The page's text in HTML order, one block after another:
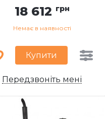
18 612 грн
Немає в наявності
Купити
Передзвоніть мені